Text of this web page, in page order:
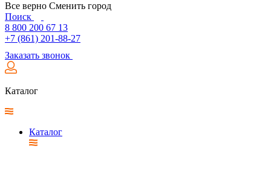
Все верно Сменить город
Поиск
8 800 200 67 13
+7 (861) 201-88-27
Заказать звонок
Каталог
Каталог